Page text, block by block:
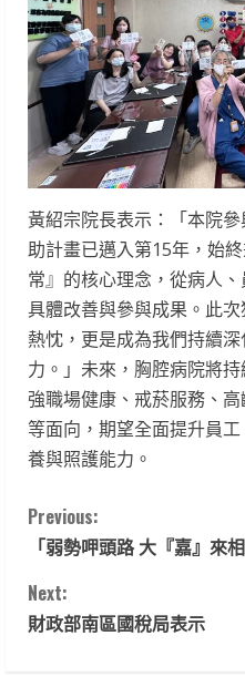
黃紹宗院長表示：「本院
助計畫已邁入第15年，始
常』的核心理念，從病人
具體改善與參與成果。此
熱忱，更是成為我們持續
力。」未來，胸腔病院將
強職場健康、戒菸服務、
等面向，期望全面提升員
養與照護能力。
C
n
Previous:
「弱勢呷頭路 大『嘉』來
Next:
財政部南區國稅局表示